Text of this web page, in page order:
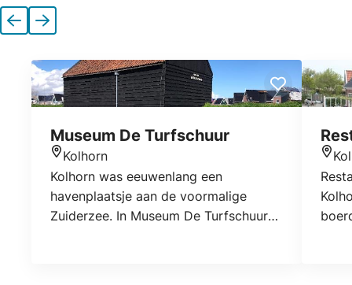
VorigeVolgende
Museum De Turfschuur
Kolhorn
Kolhorn was eeuwenlang een
havenplaatsje aan de voormalige
Zuiderzee. In Museum De Turfschuur